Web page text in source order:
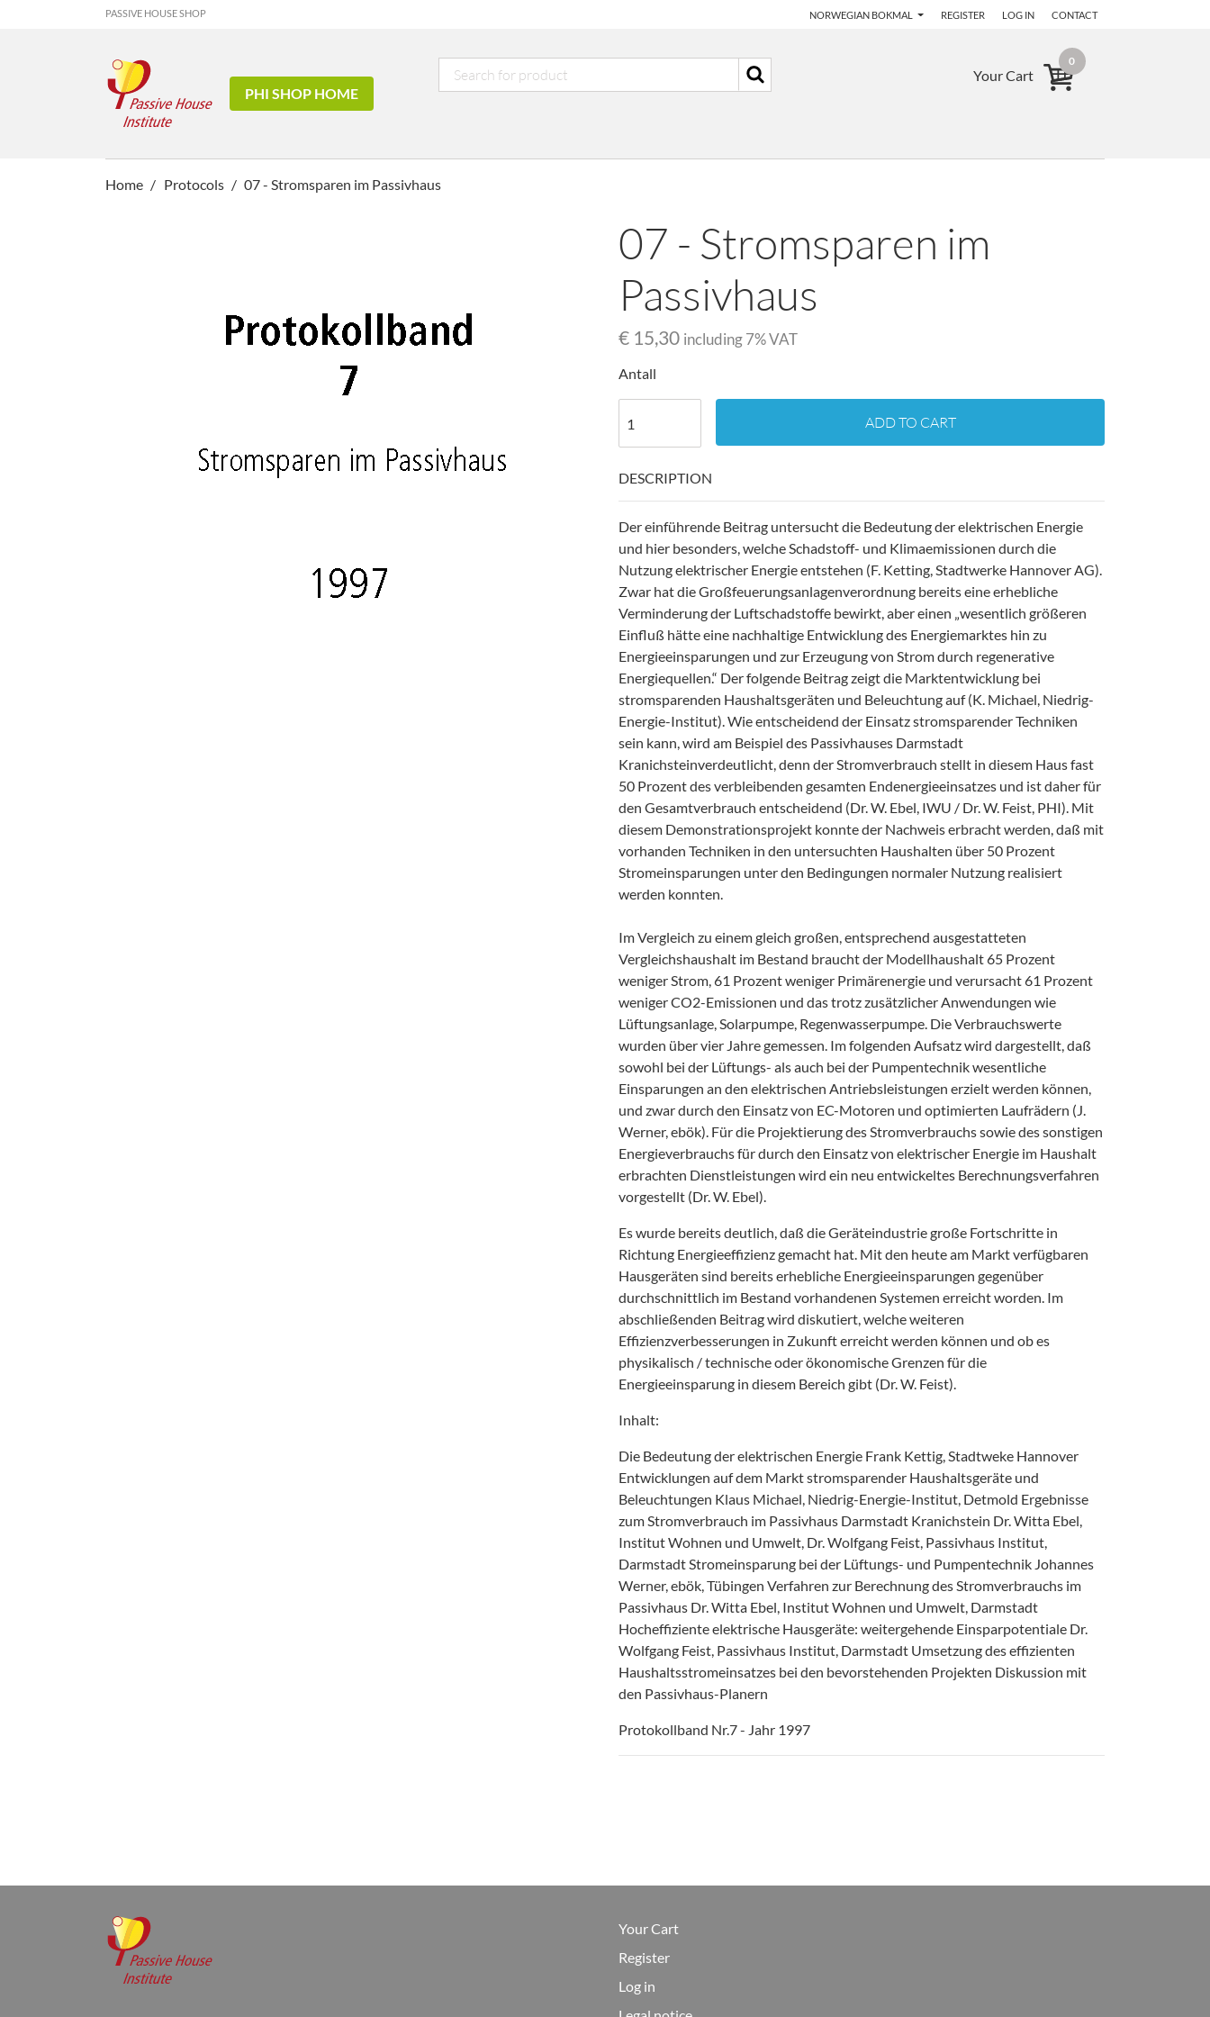
PASSIVE HOUSE SHOP NORWEGIAN BOKMAL REGISTER LOG IN CONTACT
PHI SHOP HOME
Your Cart
0
Home Protocols 07 - Stromsparen im Passivhaus
07 - Stromsparen im
Passivhaus
€ 15,30 including 7% VAT
Antall
ADD TO CART
DESCRIPTION
Der einführende Beitrag untersucht die Bedeutung der elektrischen Energie
und hier besonders, welche Schadstoff- und Klimaemissionen durch die
Nutzung elektrischer Energie entstehen (F. Ketting, Stadtwerke Hannover AG).
Zwar hat die Großfeuerungsanlagenverordnung bereits eine erhebliche
Verminderung der Luftschadstoffe bewirkt, aber einen „wesentlich größeren
Einfluß hätte eine nachhaltige Entwicklung des Energiemarktes hin zu
Energieeinsparungen und zur Erzeugung von Strom durch regenerative
Energiequellen.“ Der folgende Beitrag zeigt die Marktentwicklung bei
stromsparenden Haushaltsgeräten und Beleuchtung auf (K. Michael, Niedrig-
Energie-Institut). Wie entscheidend der Einsatz stromsparender Techniken
sein kann, wird am Beispiel des Passivhauses Darmstadt
Kranichsteinverdeutlicht, denn der Stromverbrauch stellt in diesem Haus fast
50 Prozent des verbleibenden gesamten Endenergieeinsatzes und ist daher für
den Gesamtverbrauch entscheidend (Dr. W. Ebel, IWU / Dr. W. Feist, PHI). Mit
diesem Demonstrationsprojekt konnte der Nachweis erbracht werden, daß mit
vorhanden Techniken in den untersuchten Haushalten über 50 Prozent
Stromeinsparungen unter den Bedingungen normaler Nutzung realisiert
werden konnten.
Im Vergleich zu einem gleich großen, entsprechend ausgestatteten
Vergleichshaushalt im Bestand braucht der Modellhaushalt 65 Prozent
weniger Strom, 61 Prozent weniger Primärenergie und verursacht 61 Prozent
weniger CO2-Emissionen und das trotz zusätzlicher Anwendungen wie
Lüftungsanlage, Solarpumpe, Regenwasserpumpe. Die Verbrauchswerte
wurden über vier Jahre gemessen. Im folgenden Aufsatz wird dargestellt, daß
sowohl bei der Lüftungs- als auch bei der Pumpentechnik wesentliche
Einsparungen an den elektrischen Antriebsleistungen erzielt werden können,
und zwar durch den Einsatz von EC-Motoren und optimierten Laufrädern (J.
Werner, ebök). Für die Projektierung des Stromverbrauchs sowie des sonstigen
Energieverbrauchs für durch den Einsatz von elektrischer Energie im Haushalt
erbrachten Dienstleistungen wird ein neu entwickeltes Berechnungsverfahren
vorgestellt (Dr. W. Ebel).
Es wurde bereits deutlich, daß die Geräteindustrie große Fortschritte in
Richtung Energieeffizienz gemacht hat. Mit den heute am Markt verfügbaren
Hausgeräten sind bereits erhebliche Energieeinsparungen gegenüber
durchschnittlich im Bestand vorhandenen Systemen erreicht worden. Im
abschließenden Beitrag wird diskutiert, welche weiteren
Effizienzverbesserungen in Zukunft erreicht werden können und ob es
physikalisch / technische oder ökonomische Grenzen für die
Energieeinsparung in diesem Bereich gibt (Dr. W. Feist).
Inhalt:
Die Bedeutung der elektrischen Energie Frank Kettig, Stadtweke Hannover
Entwicklungen auf dem Markt stromsparender Haushaltsgeräte und
Beleuchtungen Klaus Michael, Niedrig-Energie-Institut, Detmold Ergebnisse
zum Stromverbrauch im Passivhaus Darmstadt Kranichstein Dr. Witta Ebel,
Institut Wohnen und Umwelt, Dr. Wolfgang Feist, Passivhaus Institut,
Darmstadt Stromeinsparung bei der Lüftungs- und Pumpentechnik Johannes
Werner, ebök, Tübingen Verfahren zur Berechnung des Stromverbrauchs im
Passivhaus Dr. Witta Ebel, Institut Wohnen und Umwelt, Darmstadt
Hocheffiziente elektrische Hausgeräte: weitergehende Einsparpotentiale Dr.
Wolfgang Feist, Passivhaus Institut, Darmstadt Umsetzung des effizienten
Haushaltsstromeinsatzes bei den bevorstehenden Projekten Diskussion mit
den Passivhaus-Planern
Protokollband Nr.7 - Jahr 1997
Your Cart
Register
Log in